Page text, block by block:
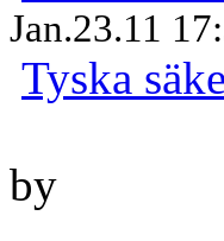
Jan.23.11
Tyska
by